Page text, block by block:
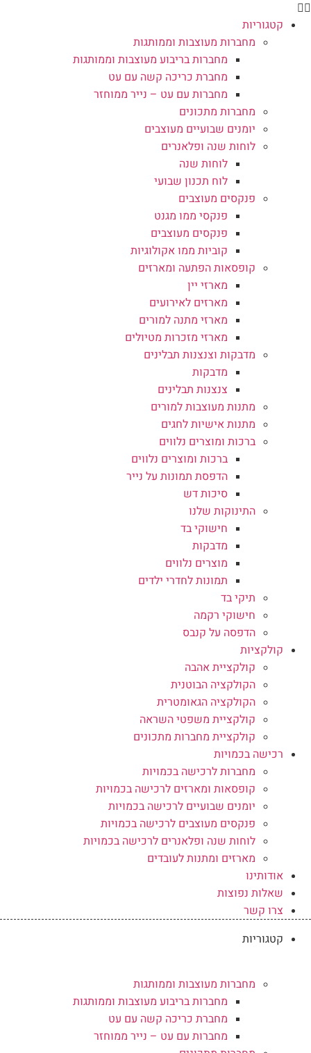
קטגוריות
מחברות מעוצבות וממותגות
מחברות בריבוע מעוצבות וממותגות
מחברת כריכה קשה עם עט
מחברות עם עט – נייר ממוחזר
מחברות מתכונים
יומנים שבועיים מעוצבים
לוחות שנה ופלאנרים
לוחות שנה
לוח תכנון שבועי
פנקסים מעוצבים
פנקסי ממו מגנט
פנקסים מעוצבים
קוביות ממו אקולוגיות
קופסאות הפתעה ומארזים
מארזי יין
מארזים לאירועים
מארזי מתנה למורים
מארזי מזכרות מטיולים
מדבקות וצנצנות תבלינים
מדבקות
צנצנות תבלינים
מתנות מעוצבות למורים
מתנות אישיות לחגים
ברכות ומוצרים נלווים
ברכות ומוצרים נלווים
הדפסת תמונות על נייר
סיכות דש
התינוקות שלנו
חישוקי בד
מדבקות
מוצרים נלווים
תמונות לחדרי ילדים
תיקי בד
חישוקי רקמה
הדפסה על קנבס
קולקציות
קולקציית אהבה
הקולקציה הבוטנית
הקולקציה הגאומטרית
קולקציית משפטי השראה
קולקציית מחברות מתכונים
רכישה בכמויות
מחברות לרכישה בכמויות
קופסאות ומארזים לרכישה בכמויות
יומנים שבועיים לרכישה בכמויות
פנקסים מעוצבים לרכישה בכמויות
לוחות שנה ופלאנרים לרכישה בכמויות
מארזים ומתנות לעובדים
אודותינו
שאלות נפוצות
צרו קשר
קטגוריות
מחברות מעוצבות וממותגות
מחברות בריבוע מעוצבות וממותגות
מחברת כריכה קשה עם עט
מחברות עם עט – נייר ממוחזר